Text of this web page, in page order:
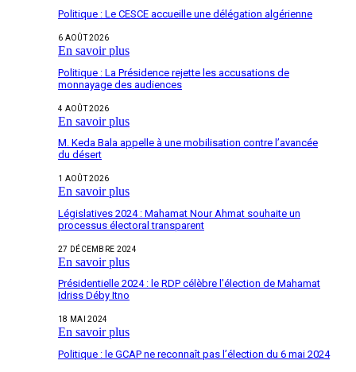
Politique : Le CESCE accueille une délégation algérienne
6 AOÛT 2026
En savoir plus
Politique : La Présidence rejette les accusations de
monnayage des audiences
4 AOÛT 2026
En savoir plus
M. Keda Bala appelle à une mobilisation contre l’avancée
du désert
1 AOÛT 2026
En savoir plus
Législatives 2024 : Mahamat Nour Ahmat souhaite un
processus électoral transparent
27 DÉCEMBRE 2024
En savoir plus
Présidentielle 2024 : le RDP célèbre l’élection de Mahamat
Idriss Déby Itno
18 MAI 2024
En savoir plus
Politique : le GCAP ne reconnaît pas l’élection du 6 mai 2024